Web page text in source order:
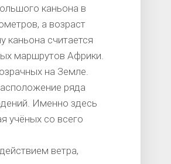
каньона в
а возраст
каньона считается
маршрутов Африки.
на Земле.
ряда
Именно здесь
учёных со всего
ветра,